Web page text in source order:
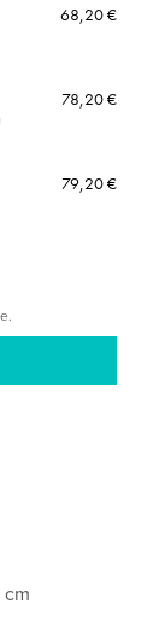
68,20 €
78,20 €
79,20 €